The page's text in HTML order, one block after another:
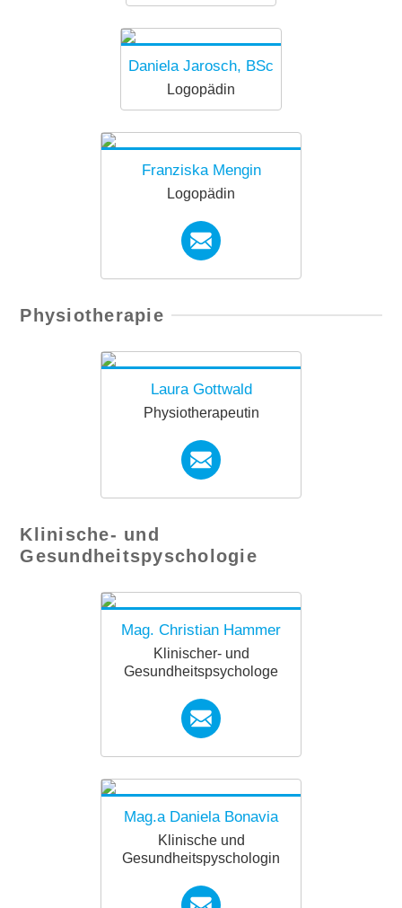
Daniela Jarosch, BSc
Logopädin
Franziska Mengin
Logopädin
Physiotherapie
Laura Gottwald
Physiotherapeutin
Klinische- und
Gesundheitspyschologie
Mag. Christian Hammer
Klinischer- und
Gesundheitspsychologe
forkids.innsbruck@diakoni
Mag.a Daniela Bonavia
Klinische und
Gesundheitspyschologin